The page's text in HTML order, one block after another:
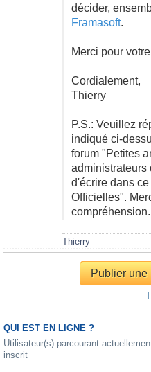
décider,
Framasoft.
Merci pour
Cordialement,
Thierry
P.S.: Veuillez
indiqué ci-
forum "Petites
administrateurs
d'écrire dans
Officielles".
compréhension.
Thierry
Publier une
QUI EST EN LIGNE ?
Utilisateur(s) parcourant
inscrit